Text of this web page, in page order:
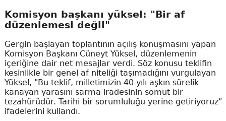
Komisyon başkanı yüksel: "Bir af
düzenlemesi değil"
Gergin başlayan toplantının açılış konuşmasını yapan
Komisyon Başkanı Cüneyt Yüksel, düzenlemenin
içeriğine dair net mesajlar verdi. Söz konusu teklifin
kesinlikle bir genel af niteliği taşımadığını vurgulayan
Yüksel, "Bu teklif, milletimizin 40 yılı aşkın sürelik
kanayan yarasını sarma iradesinin somut bir
tezahürüdür. Tarihi bir sorumluluğu yerine getiriyoruz"
ifadelerini kullandı.